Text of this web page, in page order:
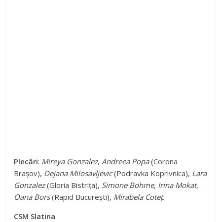
Plecări: Mireya Gonzalez,Andreea Popa(Corona
Brașov), Dejana Milosavljevic(Podravka Koprivnica), Lara
Gonzalez(Gloria Bistrița), Simone Bohme, Irina Mokat,
Oana Bors(Rapid București), Mirabela Coteț.
CSM Slatina